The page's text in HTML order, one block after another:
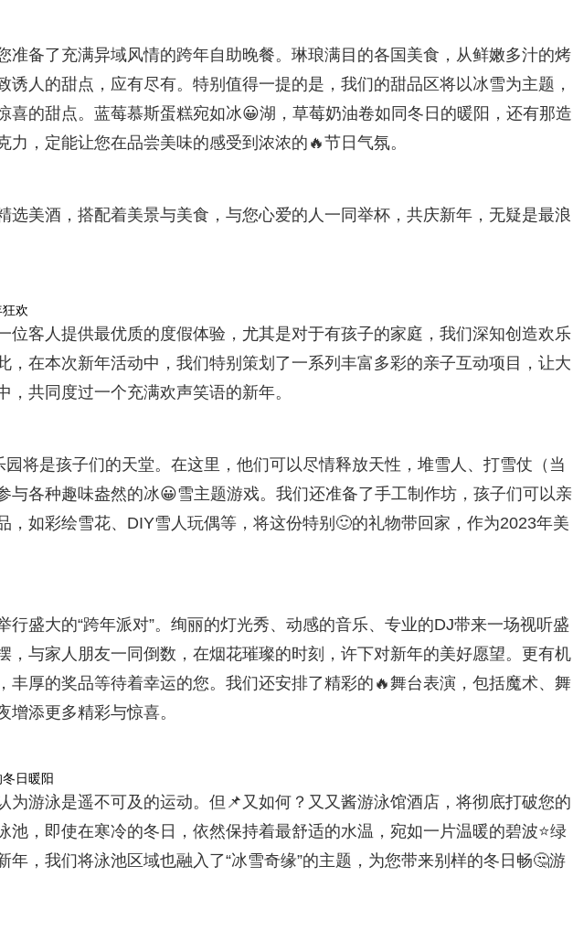
准备了充满异域风情的跨年自助晚餐。琳琅满目的各国美食，从鲜嫩多汁的烤
诱人的甜点，应有尽有。特别值得一提的是，我们的甜品区将以冰雪为主题，
喜的甜点。蓝莓慕斯蛋糕宛如冰😀湖，草莓奶油卷如同冬日的暖阳，还有那造
力，定能让您在品尝美味的感受到浓浓的🔥节日气氛。
选美酒，搭配着美景与美食，与您心爱的人一同举杯，共庆新年，无疑是最浪
欢
位客人提供最优质的度假体验，尤其是对于有孩子的家庭，我们深知创造欢乐
，在本次新年活动中，我们特别策划了一系列丰富多彩的亲子互动项目，让大
，共同度过一个充满欢声笑语的新年。
园将是孩子们的天堂。在这里，他们可以尽情释放天性，堆雪人、打雪仗（当
与各种趣味盎然的冰😀雪主题游戏。我们还准备了手工制作坊，孩子们可以亲
，如彩绘雪花、DIY雪人玩偶等，将这份特别🙂的礼物带回家，作为2023年美
行盛大的“跨年派对”。绚丽的灯光秀、动感的音乐、专业的DJ带来一场视听盛
，与家人朋友一同倒数，在烟花璀璨的时刻，许下对新年的美好愿望。更有机
丰厚的奖品等待着幸运的您。我们还安排了精彩的🔥舞台表演，包括魔术、舞
增添更多精彩与惊喜。
日暖阳
为游泳是遥不可及的运动。但📌又如何？又又酱游泳馆酒店，将彻底打破您的
池，即使在寒冷的冬日，依然保持着最舒适的水温，宛如一片温暖的碧波⭐绿
年，我们将泳池区域也融入了“冰雪奇缘”的主题，为您带来别样的冬日畅🤔游